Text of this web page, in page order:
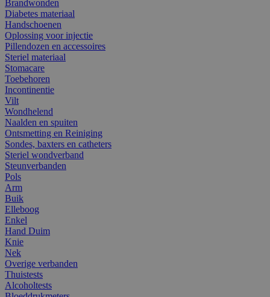
Brandwonden
Diabetes materiaal
Handschoenen
Oplossing voor injectie
Pillendozen en accessoires
Steriel materiaal
Stomacare
Toebehoren
Incontinentie
Vilt
Wondhelend
Naalden en spuiten
Ontsmetting en Reiniging
Sondes, baxters en catheters
Steriel wondverband
Steunverbanden
Pols
Arm
Buik
Elleboog
Enkel
Hand Duim
Knie
Nek
Overige verbanden
Thuistests
Alcoholtests